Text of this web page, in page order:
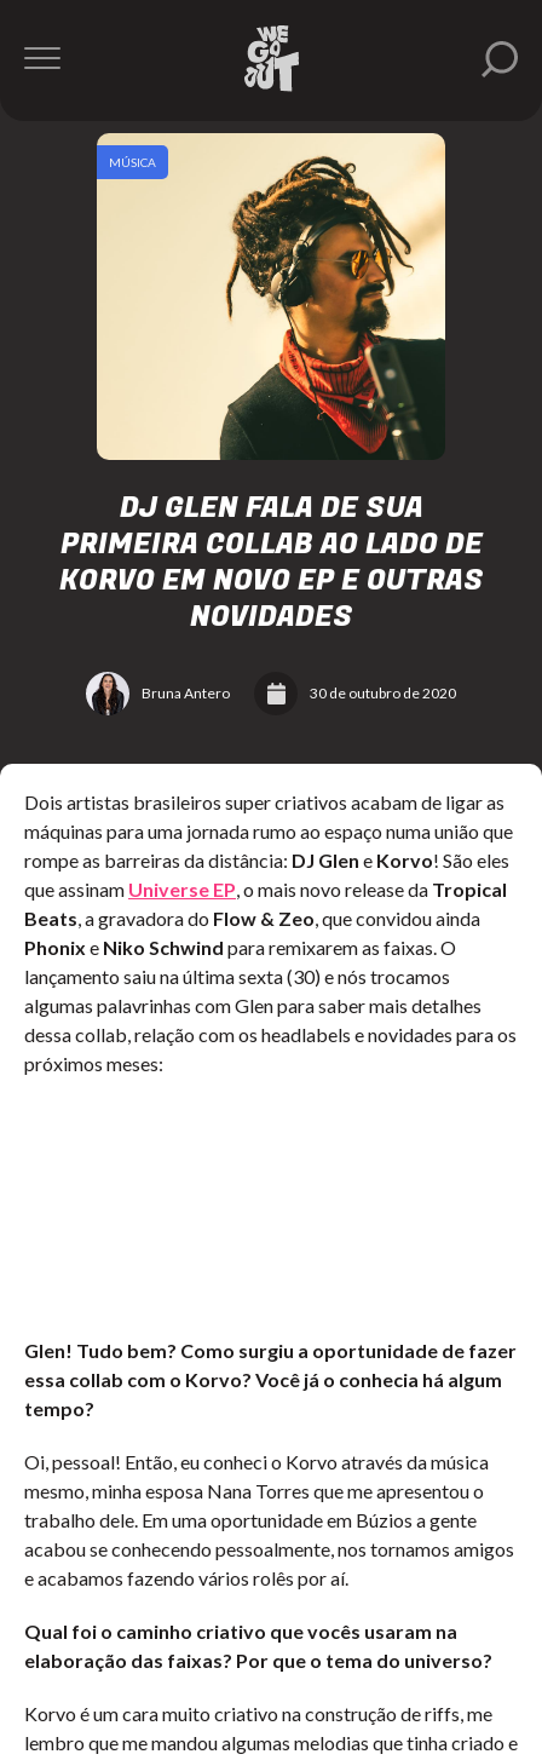
DJ GLEN FALA DE SUA
PRIMEIRA COLLAB AO LADO DE
KORVO EM NOVO EP E OUTRAS
NOVIDADES
Bruna Antero 30 de outubro de 2020
MÚSICA
Dois artistas brasileiros super criativos acabam de ligar as
máquinas para uma jornada rumo ao espaço numa união que
rompe as barreiras da distância: DJ Glen e Korvo! São eles
que assinam Universe EP, o mais novo release da Tropical
Beats, a gravadora do Flow & Zeo, que convidou ainda
Phonix e Niko Schwind para remixarem as faixas. O
lançamento saiu na última sexta (30) e nós trocamos
algumas palavrinhas com Glen para saber mais detalhes
dessa collab, relação com os headlabels e novidades para os
próximos meses:
Glen! Tudo bem? Como surgiu a oportunidade de fazer
essa collab com o Korvo? Você já o conhecia há algum
tempo?
Oi, pessoal! Então, eu conheci o Korvo através da música
mesmo, minha esposa Nana Torres que me apresentou o
trabalho dele. Em uma oportunidade em Búzios a gente
acabou se conhecendo pessoalmente, nos tornamos amigos
e acabamos fazendo vários rolês por aí.
Qual foi o caminho criativo que vocês usaram na
elaboração das faixas? Por que o tema do universo?
Korvo é um cara muito criativo na construção de riffs, me
lembro que me mandou algumas melodias que tinha criado e